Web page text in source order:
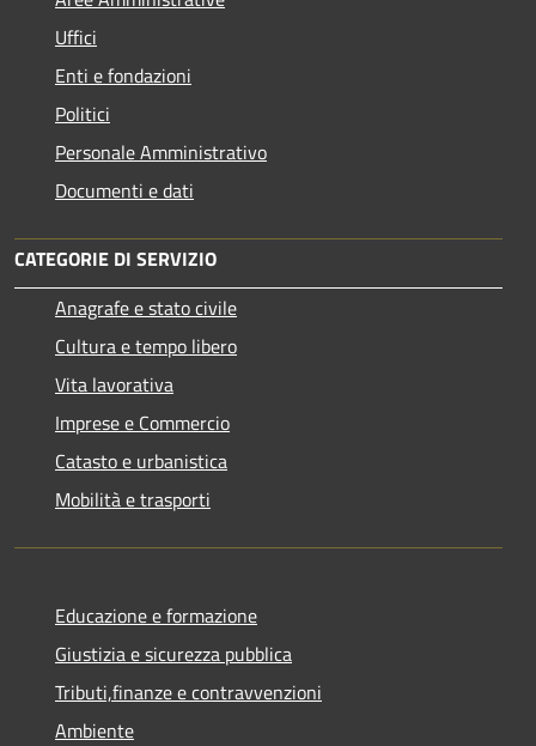
Uffici
Enti e fondazioni
Politici
Personale Amministrativo
Documenti e dati
CATEGORIE DI SERVIZIO
Anagrafe e stato civile
Cultura e tempo libero
Vita lavorativa
Imprese e Commercio
Catasto e urbanistica
Mobilità e trasporti
Educazione e formazione
Giustizia e sicurezza pubblica
Tributi,finanze e contravvenzioni
Ambiente